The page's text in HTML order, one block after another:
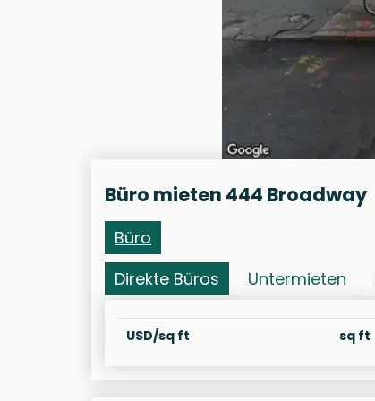
Büro mieten 444 Broadway
Büro
Direkte Büros
Untermieten
USD/sq ft sq ft